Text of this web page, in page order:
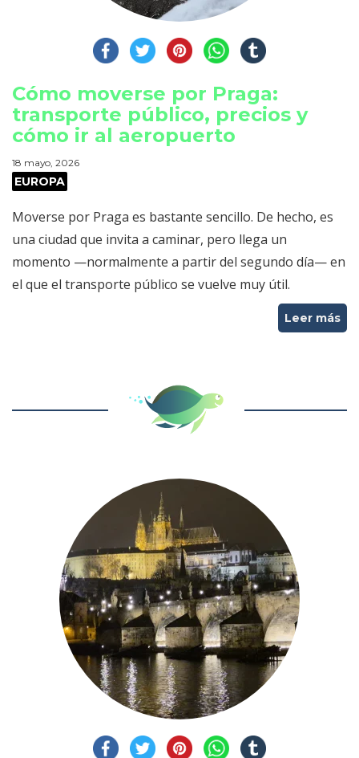
Cómo moverse por Praga:
transporte público, precios y
cómo ir al aeropuerto
18 mayo, 2026
EUROPA
Moverse por Praga es bastante sencillo. De hecho, es
una ciudad que invita a caminar, pero llega un
momento —normalmente a partir del segundo día— en
el que el transporte público se vuelve muy útil.
Leer más